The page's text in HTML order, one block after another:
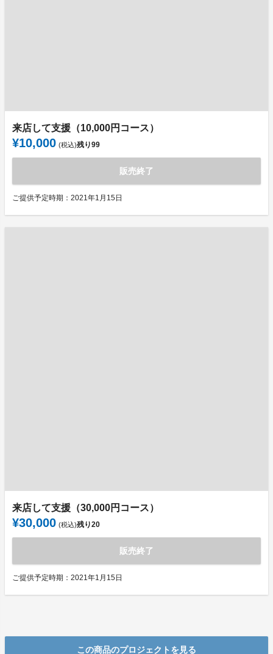
来店して支援（10,000円コース）
¥10,000 (税込)残り99
販売終了
ご提供予定時期：2021年1月15日
来店して支援（30,000円コース）
¥30,000 (税込)残り20
販売終了
ご提供予定時期：2021年1月15日
この商品のプロジェクトを見る